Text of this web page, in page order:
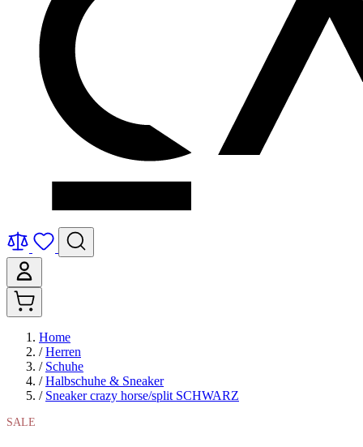
Home
/ Herren
/ Schuhe
/ Halbschuhe & Sneaker
/ Sneaker crazy horse/split SCHWARZ
SALE